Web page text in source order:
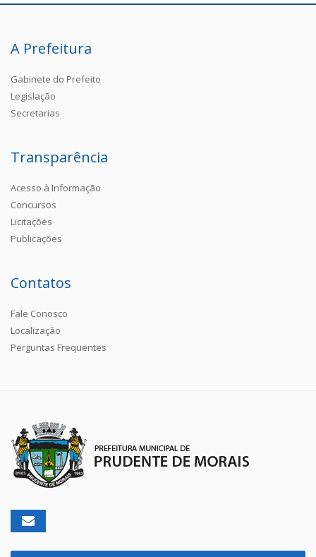
A Prefeitura
Gabinete do Prefeito
Legislação
Secretarias
Transparência
Acesso à Informação
Concursos
Licitações
Publicações
Contatos
Fale Conosco
Localização
Perguntas Frequentes